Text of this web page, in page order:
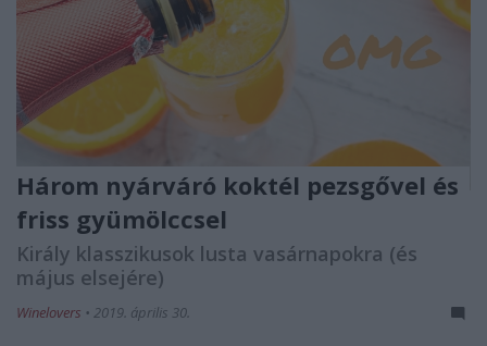
Három nyárváró koktél pezsgővel és
friss gyümölccsel
Király klasszikusok lusta vasárnapokra (és
május elsejére)
Winelovers • 2019. április 30.